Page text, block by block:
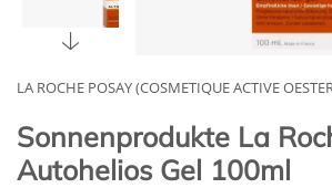
LA ROCHE POSAY (COSMETIQUE ACTIVE
Sonnenprodukte La
Autohelios Gel 100ml